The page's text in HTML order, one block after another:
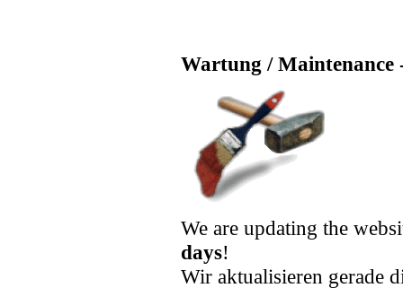
Wartung / Maintenance
We are updating the
days!
Wir aktualisieren gerade